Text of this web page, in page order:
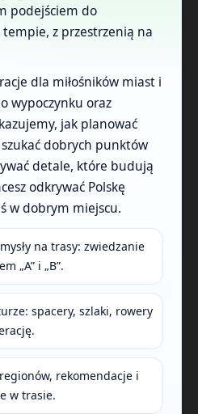
podejściem do
z przestrzenią na
dla miłośników miast i
wypoczynku oraz
jak planować
dobrych punktów
detale, które budują
odkrywać Polskę
w dobrym miejscu.
na trasy: zwiedzanie
„A” i „B”.
spacery, szlaki, rowery
rekomendacje i
w trasie.